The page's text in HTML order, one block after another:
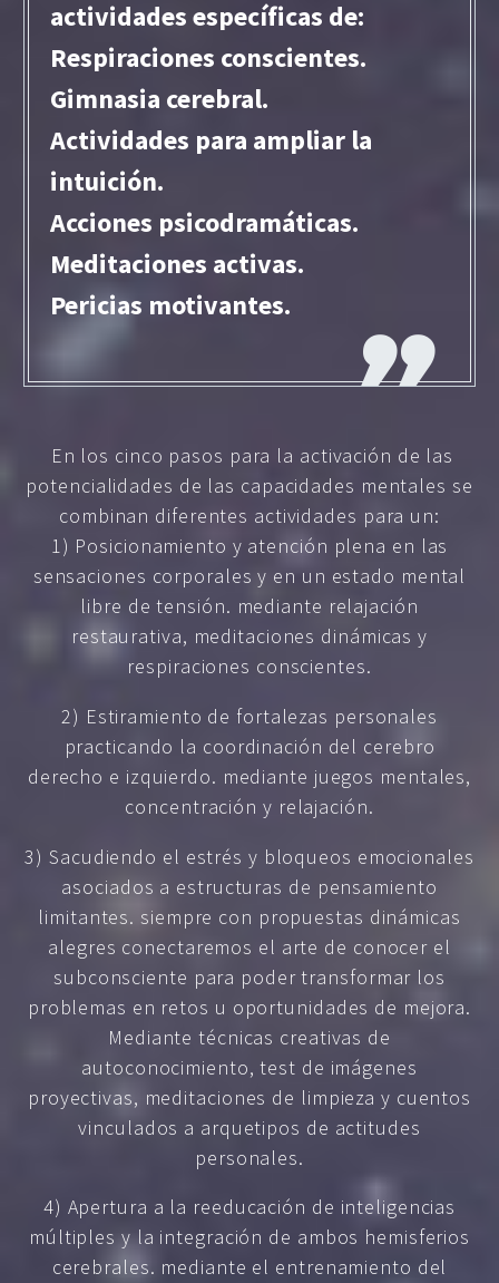
actividades específicas de:
Respiraciones conscientes.
Gimnasia cerebral.
Actividades para ampliar la
intuición.
Acciones psicodramáticas.
Meditaciones activas.
Pericias motivantes.
En los cinco pasos para la activación de las
potencialidades de las capacidades mentales se
combinan diferentes actividades para un:
1) Posicionamiento y atención plena en las
sensaciones corporales y en un estado mental
libre de tensión. mediante relajación
restaurativa, meditaciones dinámicas y
respiraciones conscientes.
2) Estiramiento de fortalezas personales
practicando la coordinación del cerebro
derecho e izquierdo. mediante juegos mentales,
concentración y relajación.
3) Sacudiendo el estrés y bloqueos emocionales
asociados a estructuras de pensamiento
limitantes. siempre con propuestas dinámicas
alegres conectaremos el arte de conocer el
subconsciente para poder transformar los
problemas en retos u oportunidades de mejora.
Mediante técnicas creativas de
autoconocimiento, test de imágenes
proyectivas, meditaciones de limpieza y cuentos
vinculados a arquetipos de actitudes
personales.
4) Apertura a la reeducación de inteligencias
múltiples y la integración de ambos hemisferios
cerebrales. mediante el entrenamiento del